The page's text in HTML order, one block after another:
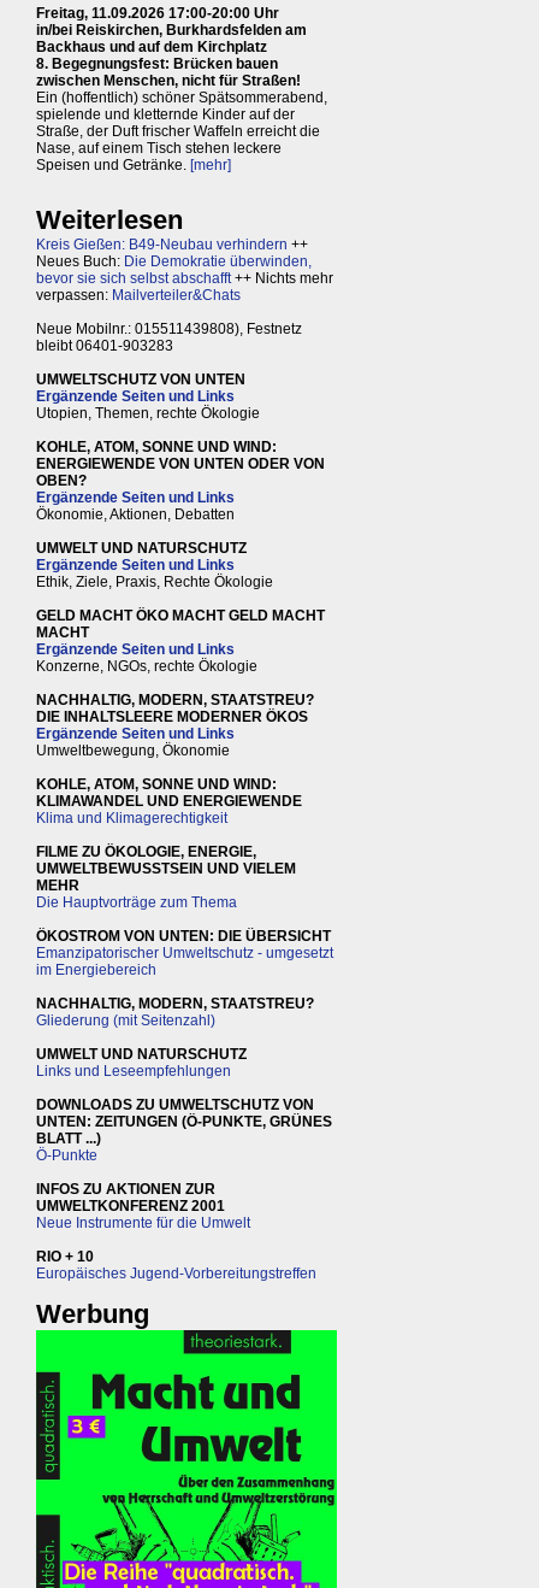
Freitag, 11.09.2026 17:00-20:00 Uhr
in/bei Reiskirchen, Burkhardsfelden am
Backhaus und auf dem Kirchplatz
8. Begegnungsfest: Brücken bauen
zwischen Menschen, nicht für Straßen!
Ein (hoffentlich) schöner Spätsommerabend,
spielende und kletternde Kinder auf der
Straße, der Duft frischer Waffeln erreicht die
Nase, auf einem Tisch stehen leckere
Speisen und Getränke. [mehr]
Weiterlesen
Kreis Gießen: B49-Neubau verhindern ++
Neues Buch: Die Demokratie überwinden,
bevor sie sich selbst abschafft++ Nichts mehr
verpassen: Mailverteiler&Chats
Neue Mobilnr.: 015511439808), Festnetz
bleibt 06401-903283
UMWELTSCHUTZ VON UNTEN
Ergänzende Seiten und Links
Utopien, Themen, rechte Ökologie
KOHLE, ATOM, SONNE UND WIND:
ENERGIEWENDE VON UNTEN ODER VON
OBEN?
Ergänzende Seiten und Links
Ökonomie, Aktionen, Debatten
UMWELT UND NATURSCHUTZ
Ergänzende Seiten und Links
Ethik, Ziele, Praxis, Rechte Ökologie
GELD MACHT ÖKO MACHT GELD MACHT
MACHT
Ergänzende Seiten und Links
Konzerne, NGOs, rechte Ökologie
NACHHALTIG, MODERN, STAATSTREU?
DIE INHALTSLEERE MODERNER ÖKOS
Ergänzende Seiten und Links
Umweltbewegung, Ökonomie
KOHLE, ATOM, SONNE UND WIND:
KLIMAWANDEL UND ENERGIEWENDE
Klima und Klimagerechtigkeit
FILME ZU ÖKOLOGIE, ENERGIE,
UMWELTBEWUSSTSEIN UND VIELEM
MEHR
Die Hauptvorträge zum Thema
ÖKOSTROM VON UNTEN: DIE ÜBERSICHT
Emanzipatorischer Umweltschutz - umgesetzt
im Energiebereich
NACHHALTIG, MODERN, STAATSTREU?
Gliederung (mit Seitenzahl)
UMWELT UND NATURSCHUTZ
Links und Leseempfehlungen
DOWNLOADS ZU UMWELTSCHUTZ VON
UNTEN: ZEITUNGEN (Ö-PUNKTE, GRÜNES
BLATT ...)
Ö-Punkte
INFOS ZU AKTIONEN ZUR
UMWELTKONFERENZ 2001
Neue Instrumente für die Umwelt
RIO + 10
Europäisches Jugend-Vorbereitungstreffen
Werbung